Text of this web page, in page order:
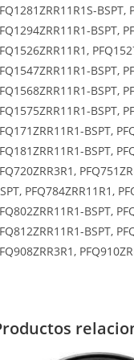
BSPT,
BSPT,
BSPT,
BSPT,
BSPT,
BSPT,
BSPT,
PFQ784ZRR11R1,
BSPT,
BSPT,